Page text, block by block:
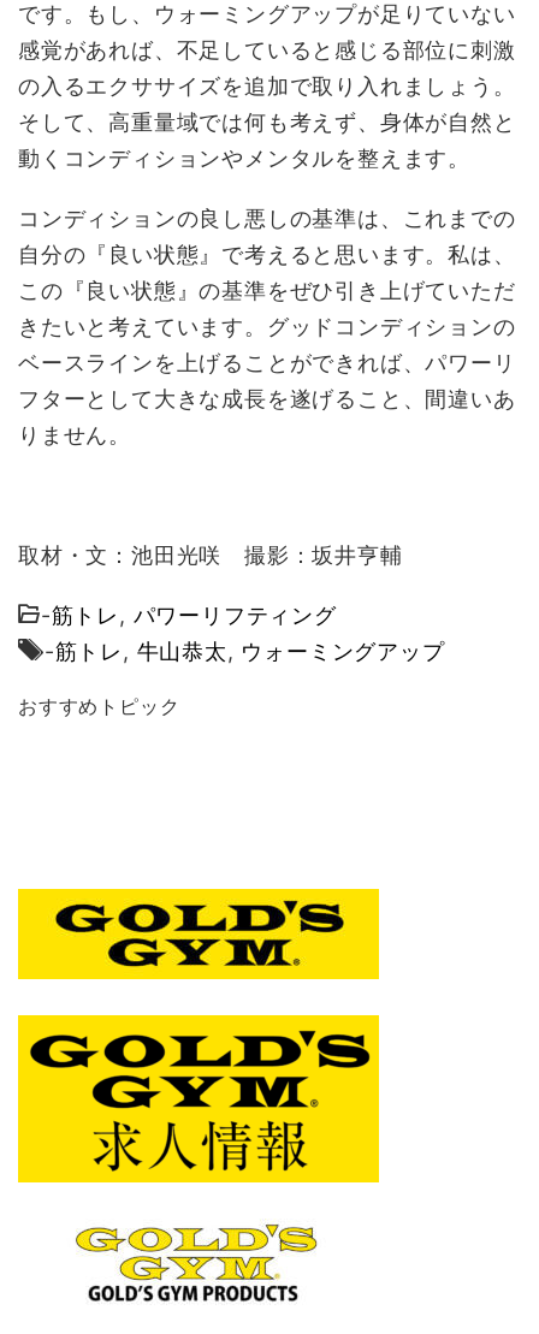
です。もし、ウォーミングアップが足りていない
感覚があれば、不足していると感じる部位に刺激
の入るエクササイズを追加で取り入れましょう。
そして、高重量域では何も考えず、身体が自然と
動くコンディションやメンタルを整えます。
コンディションの良し悪しの基準は、これまでの
自分の『良い状態』で考えると思います。私は、
この『良い状態』の基準をぜひ引き上げていただ
きたいと考えています。グッドコンディションの
ベースラインを上げることができれば、パワーリ
フターとして大きな成長を遂げること、間違いあ
りません。
取材・文：池田光咲 撮影：坂井亨輔
-筋トレ , パワーリフティング
-筋トレ , 牛山恭太, ウォーミングアップ
おすすめトピック